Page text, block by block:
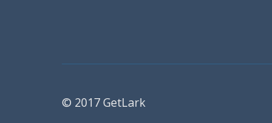
© 2017 GetLark